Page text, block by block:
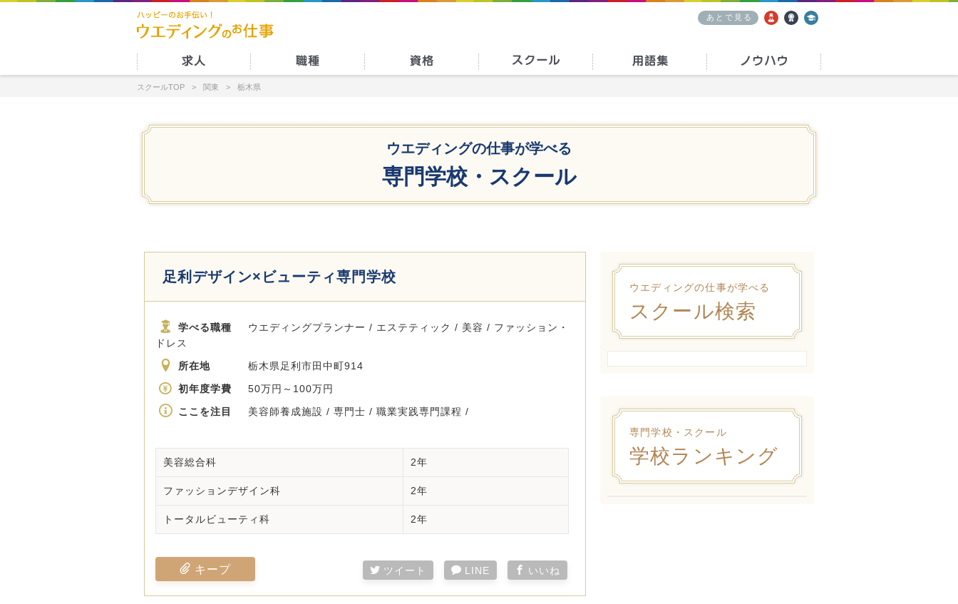
あとで見る 求人 資格
スクールTOP 関東 栃木県
ウエディングの仕事が学べる
専門学校・スクール
足利デザイン×ビューティ専門学校
学べる職種
ウエディングプランナー / エステティック / 美容 / ファッション・
ドレス
所在地
栃木県足利市田中町914
初年度学費
50万円～100万円
ここを注目
美容師養成施設 / 専門士 / 職業実践専門課程 /
美容総合科 2年
ファッションデザイン科 2年
トータルビューティ科 2年
キープ ツイート LINE いいね
ウエディングの仕事が学べる
スクール検索
専門学校・スクール
学校ランキング